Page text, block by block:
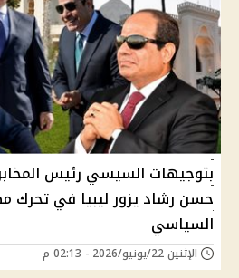
بتوجيهات السيسي رئيس
حسن رشاد يزور ليبيا في تحرك
السياسي
الإثنين 22/يونيو/2026 - 02:13 م